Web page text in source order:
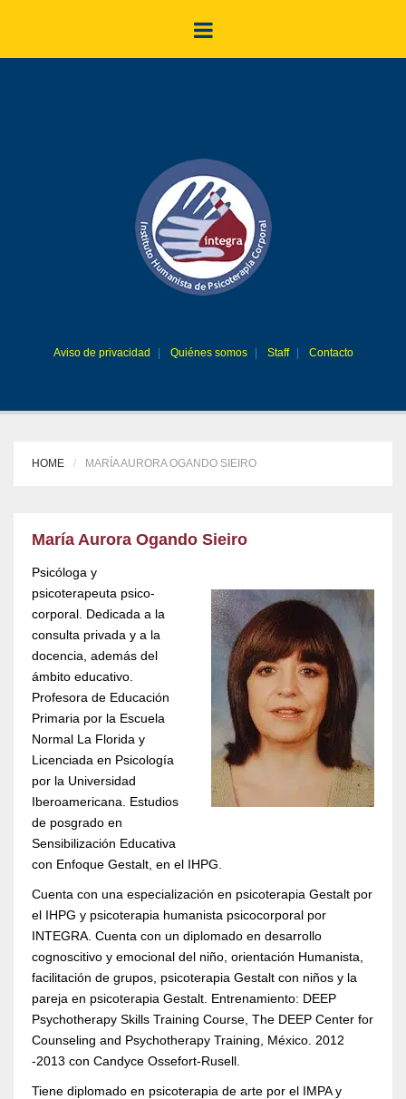
Aviso de privacidad Quiénes somos Staff Contacto
HOME MARÍA AURORA OGANDO SIEIRO
María Aurora Ogando Sieiro
Psicóloga y
psicoterapeuta psico-
corporal. Dedicada a la
consulta privada y a la
docencia, además del
ámbito educativo.
Profesora de Educación
Primaria por la Escuela
Normal La Florida y
Licenciada en Psicología
por la Universidad
Iberoamericana. Estudios
de posgrado en
Sensibilización Educativa
con Enfoque Gestalt, en el IHPG.
Cuenta con una especialización en psicoterapia Gestalt por
el IHPG y psicoterapia humanista psicocorporal por
INTEGRA. Cuenta con un diplomado en desarrollo
cognoscitivo y emocional del niño, orientación Humanista,
facilitación de grupos, psicoterapia Gestalt con niños y la
pareja en psicoterapia Gestalt. Entrenamiento: DEEP
Psychotherapy Skills Training Course, The DEEP Center for
Counseling and Psychotherapy Training, México. 2012
-2013 con Candyce Ossefort-Rusell.
Tiene diplomado en psicoterapia de arte por el IMPA y